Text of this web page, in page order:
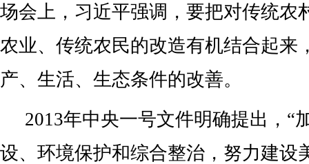
场会上，习近平强调，要把对传统农
农业、传统农民的改造有机结合起来
产、生活、生态条件的改善。
2013年中央一号文件明确提出，“
设、环境保护和综合整治，努力建设